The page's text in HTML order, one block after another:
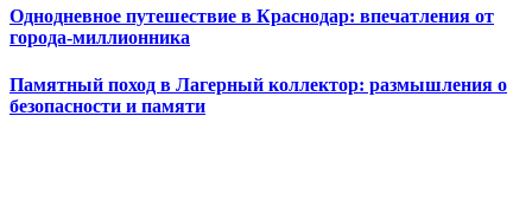
Однодневное путешествие в Краснодар: впечатления от
города-миллионника
Памятный поход в Лагерный коллектор: размышления о
безопасности и памяти